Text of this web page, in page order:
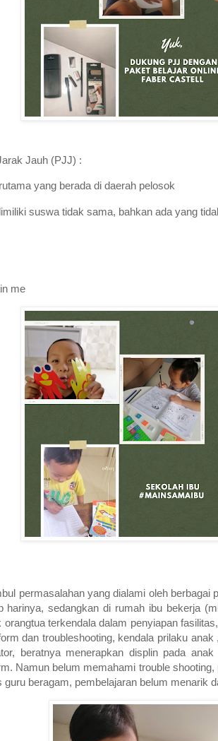
Jauh (PJJ) :
yang berada di daerah pelosok
suswa tidak sama, bahkan ada yang
me
permasalahan yang dialami oleh
harinya, sedangkan di rumah ibu bekerja
terkendala dalam penyiapan
dan troubleshooting, kendala prilaku
beratnya menerapkan displin pada
Namun belum memahami trouble
beragam, pembelajaran belum menarik